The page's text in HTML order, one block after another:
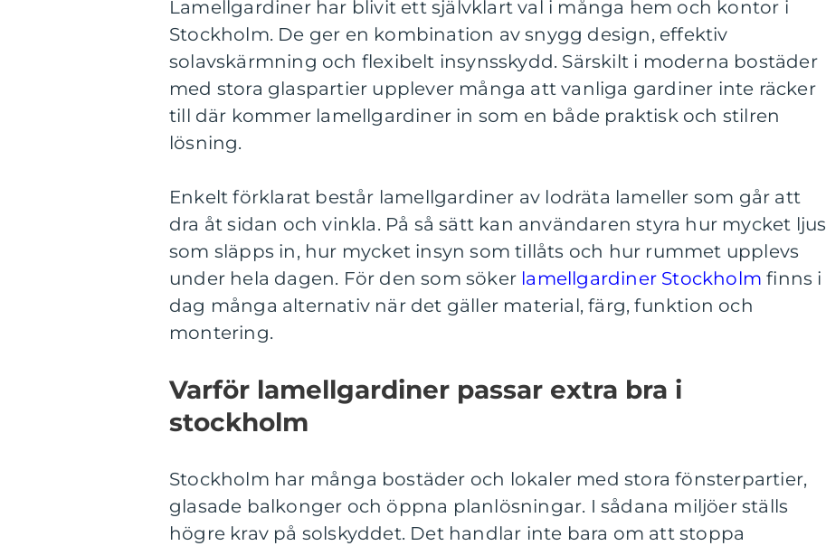
Lamellgardiner har blivit ett självklart val i många hem och kontor i
Stockholm. De ger en kombination av snygg design, effektiv
solavskärmning och flexibelt insynsskydd. Särskilt i moderna bostäder
med stora glaspartier upplever många att vanliga gardiner inte räcker
till där kommer lamellgardiner in som en både praktisk och stilren
lösning.
Enkelt förklarat består lamellgardiner av lodräta lameller som går att
dra åt sidan och vinkla. På så sätt kan användaren styra hur mycket ljus
som släpps in, hur mycket insyn som tillåts och hur rummet upplevs
under hela dagen. För den som söker lamellgardiner Stockholm finns i
dag många alternativ när det gäller material, färg, funktion och
montering.
Varför lamellgardiner passar extra bra i
stockholm
Stockholm har många bostäder och lokaler med stora fönsterpartier,
glasade balkonger och öppna planlösningar. I sådana miljöer ställs
högre krav på solskyddet. Det handlar inte bara om att stoppa